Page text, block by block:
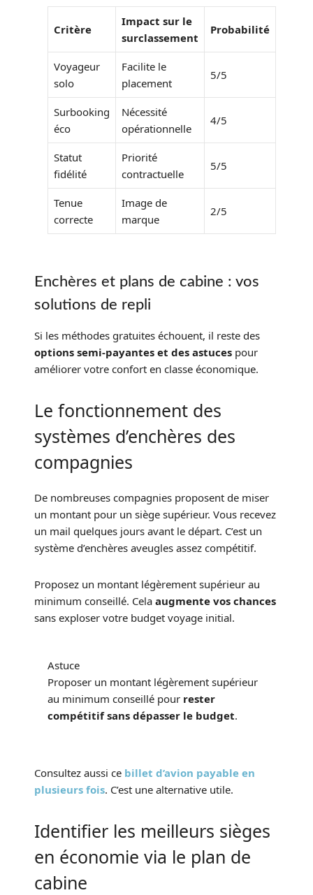
Critère
Impact sur le
surclassement
Probabilité
Voyageur
solo
Facilite le
placement
5/5
Surbooking
éco
Nécessité
opérationnelle
4/5
Statut
fidélité
Priorité
contractuelle
5/5
Tenue
correcte
Image de
marque
2/5
Enchères et plans de cabine : vos
solutions de repli
Si les méthodes gratuites échouent, il reste des
options semi-payantes et des astucespour
améliorer votre confort en classe économique.
Le fonctionnement des
systèmes d’enchères des
compagnies
De nombreuses compagnies proposent de miser
un montant pour un siège supérieur. Vous recevez
un mail quelques jours avant le départ. C’est un
système d’enchères aveugles assez compétitif.
Proposez un montant légèrement supérieur au
minimum conseillé. Cela augmente vos chances
sans exploser votre budget voyage initial.
Astuce
Proposer un montant légèrement supérieur
au minimum conseillé pour rester
compétitif sans dépasser le budget.
Consultez aussi ce billet d’avion payable en
plusieurs fois. C’est une alternative utile.
Identifier les meilleurs sièges
en économie via le plan de
cabine